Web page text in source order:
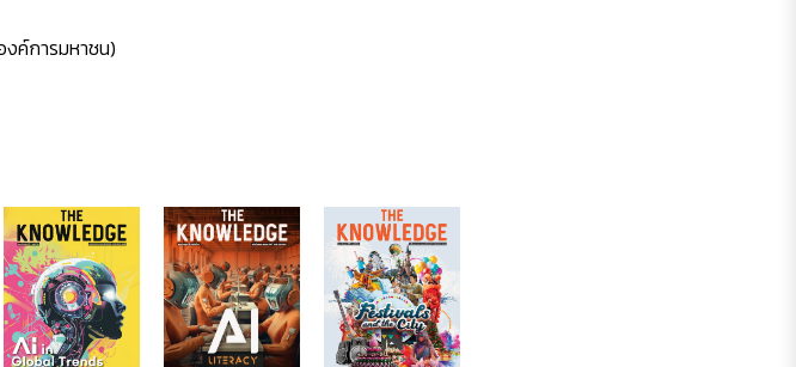
ค์การมหาชน)